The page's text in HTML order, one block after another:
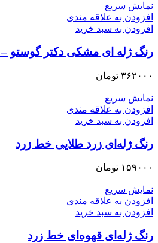
نمایش سریع
افزودن به علاقه مندی
افزودن به سبد خرید
رنگ ژله ای مشکی دکتر گوستو – 100 گرمی
۳۶۲۰۰۰ تومان
نمایش سریع
افزودن به علاقه مندی
افزودن به سبد خرید
رنگ ژله‌ای زرد طلایی خط زرد
۱۵۹۰۰۰ تومان
نمایش سریع
افزودن به علاقه مندی
افزودن به سبد خرید
رنگ ژله‌ای قهوه‌ای خط زرد